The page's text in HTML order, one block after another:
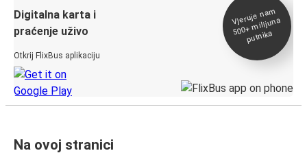
Digitalna karta i
praćenje uživo
Otkrij FlixBus aplikaciju
Vjeruje na
m
500+
milijuna
putnika
Na ovoj stranici